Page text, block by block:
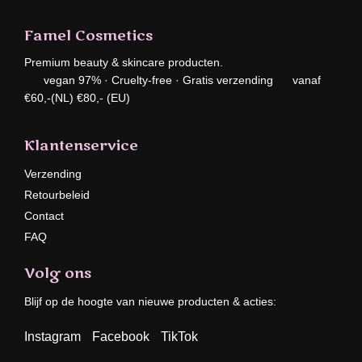
Famel Cosmetics
Premium beauty & skincare producten.
vegan 97% · Cruelty-free · Gratis verzending vanaf
€60,-(NL) €80,- (EU)
Klantenservice
Verzending
Retourbeleid
Contact
FAQ
Volg ons
Blijf op de hoogte van nieuwe producten & acties:
Instagram Facebook TikTok